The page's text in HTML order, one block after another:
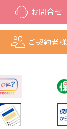
お問合せ
ご契約者様